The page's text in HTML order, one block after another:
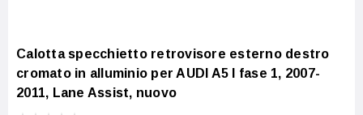
Calotta specchietto retrovisore esterno destro
cromato in alluminio per AUDI A5 I fase 1, 2007-
2011, Lane Assist, nuovo